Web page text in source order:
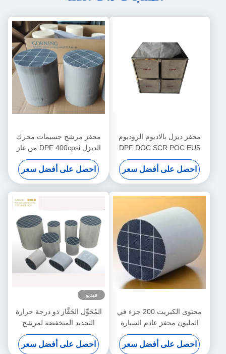
محفز ديزل بالاديوم الروديوم
DPF DOC SCR POC EU5
EU6 أربعة في وحدة واحدة
احصل على أفضل سعر
محفز مرشح جسيمات محرك
الديزل DPF 400cpsi من غاز
الذيل يزيل الدخان الأسود
احصل على أفضل سعر
محتوى الكبريت 200 جزء في
المليون محفز عادم السيارة
ديزل Dpf تجديد لمولد السفن
احصل على أفضل سعر
فيديو
المُحَوِّل الحَفَّاز ذو درجة حرارة
التجديد المنخفضة لمرشح
جسيمات الديزل
احصل على أفضل سعر